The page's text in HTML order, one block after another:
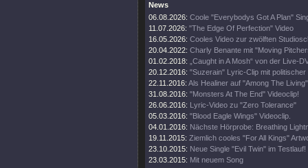
News
06.08.2026: Coole "Everybodys Got A Plan"
11.07.2026: "The Edge Of Perfection" Video
16.05.2026: Cooles Video zur zwölften
20.04.2022: Charly Benante mit "Moving
01.02.2018:
„Caught in A Mosh“ von der Live-
20.12.2016: "Suzerain" Lyric-Clip mit
22.11.2016: Als Healiner auf "Among The
31.08.2016: "Monsters At The End" Videoclip!
26.06.2016: Lyric-Video zu "Zero Tolerance"
05.03.2016: "Blood Eagle Wings" Videoclip.
04.01.2016: Nächste Hörprobe: Breathing
19.11.2015: Ziemlich cooles "For All Kings"
23.10.2015: Neue Single "Evil Twin" im Testlauf!
23.03.2015: Mit neuem Song